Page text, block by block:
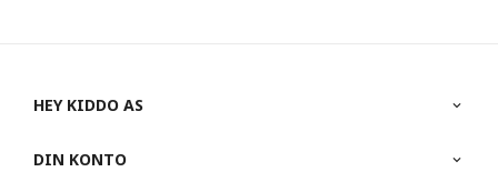
HEY KIDDO AS
DIN KONTO